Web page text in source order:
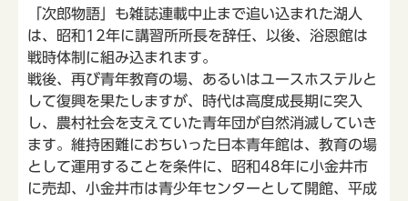
「次郎物語」も雑誌連載中止まで追い込まれた湖人
は、昭和12年に講習所所長を辞任、以後、浴恩館は
戦時体制に組み込まれます。
戦後、再び青年教育の場、あるいはユースホステルと
して復興を果たしますが、時代は高度成長期に突入
し、農村社会を支えていた青年団が自然消滅していき
ます。維持困難におちいった日本青年館は、教育の場
として運用することを条件に、昭和48年に小金井市
に売却、小金井市は青少年センターとして開館、平成